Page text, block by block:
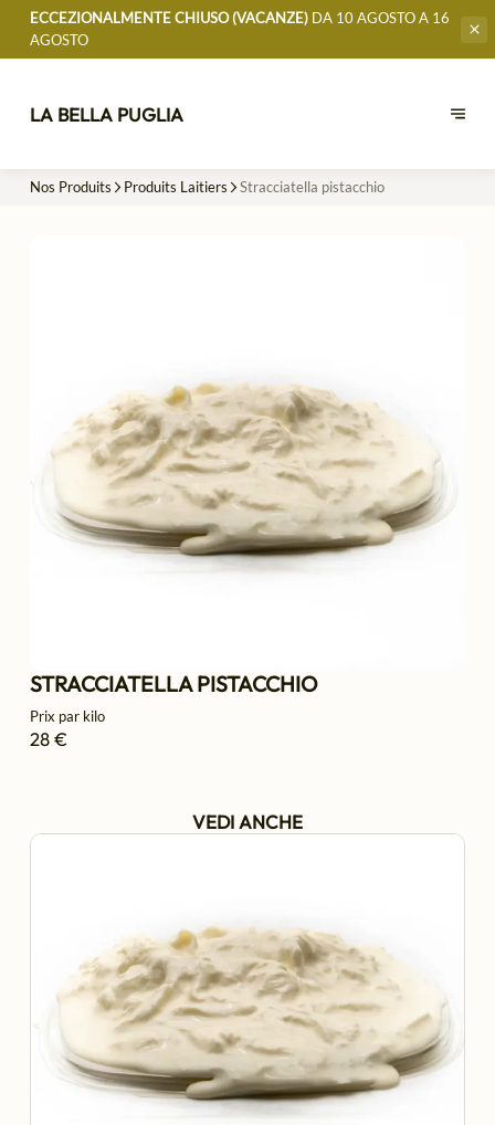
ECCEZIONALMENTE CHIUSO (VACANZE)DA 10 AGOSTO A 16
AGOSTO
LA BELLA PUGLIA
Nos Produits Produits Laitiers Stracciatella pistacchio
STRACCIATELLA PISTACCHIO
Prix par kilo
28 €
VEDI ANCHE